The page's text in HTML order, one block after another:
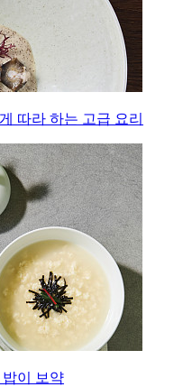
따라 하는 고급 요리
이 보약